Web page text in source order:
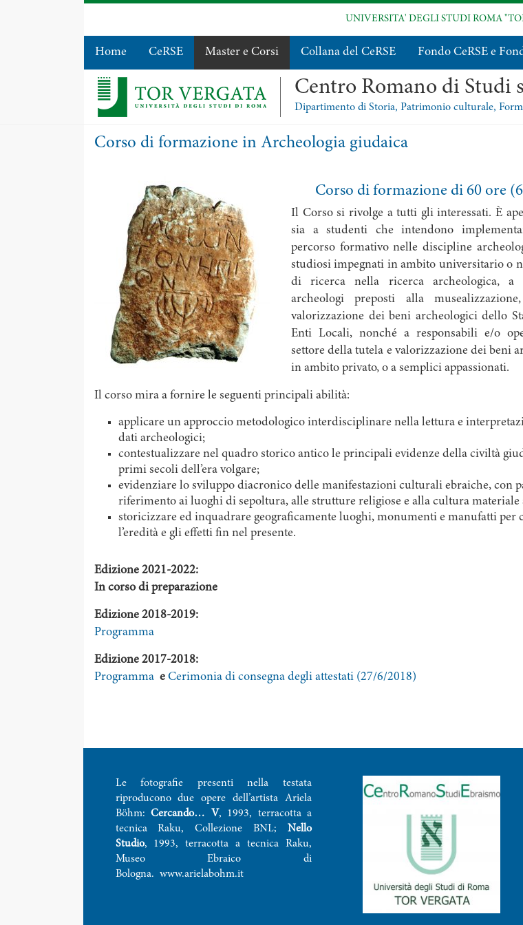
UNIVERSITA' DEGLI STUDI ROMA
Home CeRSE Master e Corsi Collana del CeRSE Fondo CeRSE e
Centro Romano di Studi
Dipartimento di Storia, Patrimonio culturale,
Corso di formazione in Archeologia giudaica
Corso di formazione di 60 ore
Il Corso si rivolge a tutti gli interessati. È
sia a studenti che intendono
percorso formativo nelle discipline
studiosi impegnati in ambito universitario o
di ricerca nella ricerca archeologica, a
archeologi preposti alla
valorizzazione dei beni archeologici dello
Enti Locali, nonché a responsabili e/o
settore della tutela e valorizzazione dei beni
in ambito privato, o a semplici appassionati.
Il corso mira a fornire le seguenti principali abilità:
applicare un approccio metodologico interdisciplinare nella lettura e
dati archeologici;
contestualizzare nel quadro storico antico le principali evidenze della civiltà
primi secoli dell’era volgare;
evidenziare lo sviluppo diacronico delle manifestazioni culturali ebraiche, con
riferimento ai luoghi di sepoltura, alle strutture religiose e alla cultura materiale
storicizzare ed inquadrare geograficamente luoghi, monumenti e manufatti per
l’eredità e gli effetti fin nel presente.
Edizione 2021-2022:
In corso di preparazione
Edizione 2018-2019:
Programma
Edizione 2017-2018:
Programma e Cerimonia di consegna degli attestati (27/6/2018)
Le fotografie presenti nella testata
riproducono due opere dell’artista Ariela
Böhm:Cercando… V, 1993, terracotta a
tecnica Raku, Collezione BNL;Nello
Studio, 1993, terracotta a tecnica Raku,
Museo Ebraico di
Bologna. www.arielabohm.it